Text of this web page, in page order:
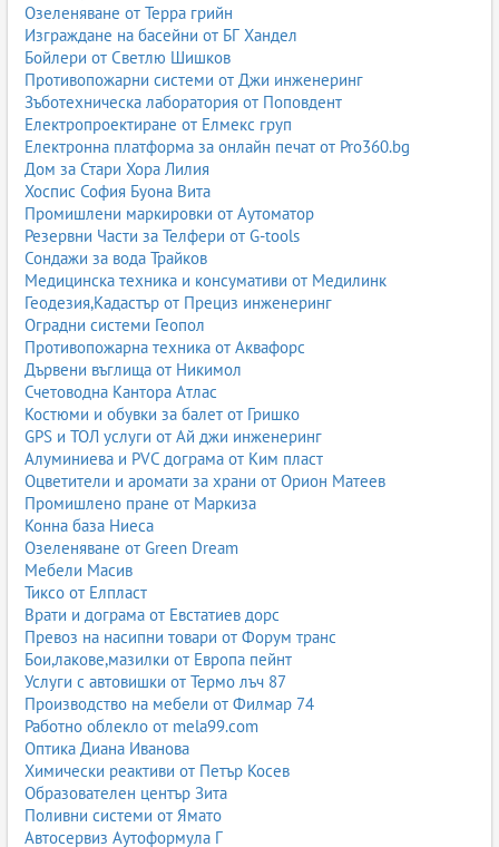
Озеленяване от Терра грийн
Изграждане на басейни от БГ Хандел
Бойлери от Светлю Шишков
Противопожарни системи от Джи инженеринг
Зъботехническа лаборатория от Поповдент
Електропроектиране от Елмекс груп
Електронна платформа за онлайн печат от Pro360.bg
Дом за Стари Хора Лилия
Хоспис София Буона Вита
Промишлени маркировки от Аутоматор
Резервни Части за Телфери от G-tools
Сондажи за вода Трайков
Медицинска техника и консумативи от Медилинк
Геодезия,Кадастър от Прециз инженеринг
Оградни системи Геопол
Противопожарна техника от Аквафорс
Дървени въглища от Никимол
Счетоводна Кантора Атлас
Костюми и обувки за балет от Гришко
GPS и ТОЛ услуги от Ай джи инженеринг
Алуминиева и PVC дограма от Ким пласт
Оцветители и аромати за храни от Орион Матеев
Промишлено пране от Маркиза
Конна база Ниеса
Озеленяване от Green Dream
Мебели Масив
Тиксо от Елпласт
Врати и дограма от Евстатиев дорс
Превоз на насипни товари от Форум транс
Бои,лакове,мазилки от Европа пейнт
Услуги с автовишки от Термо лъч 87
Производство на мебели от Филмар 74
Работно облекло от mela99.com
Оптика Диана Иванова
Химически реактиви от Петър Косев
Образователен център Зита
Поливни системи от Ямато
Автосервиз Аутоформула Г